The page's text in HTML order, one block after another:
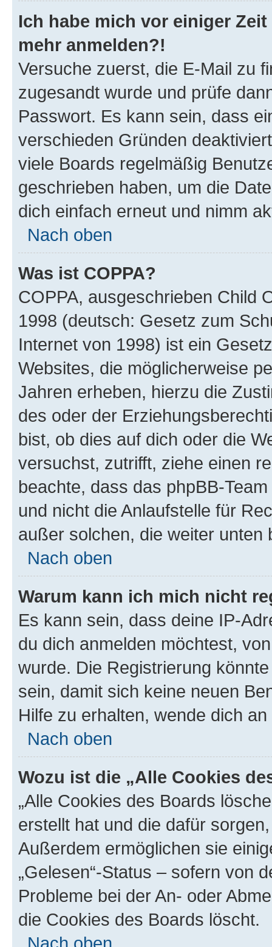
Ich habe mich vor einiger
mehr anmelden?!
Versuche zuerst, die E-Mail zu
zugesandt wurde und prüfe
Passwort. Es kann sein, dass
verschieden Gründen
viele Boards regelmäßig
geschrieben haben, um die
dich einfach erneut und nimm
Nach oben
Was ist COPPA?
COPPA, ausgeschrieben Child
1998 (deutsch: Gesetz zum
Internet von 1998) ist ein
Websites, die möglicherweise
Jahren erheben, hierzu die
des oder der
bist, ob dies auf dich oder die
versuchst, zutrifft, ziehe einen
beachte, dass das phpBB-
und nicht die Anlaufstelle für
außer solchen, die weiter unten
Nach oben
Warum kann ich mich nicht
Es kann sein, dass deine IP-
du dich anmelden möchtest,
wurde. Die Registrierung
sein, damit sich keine neuen
Hilfe zu erhalten, wende dich
Nach oben
Wozu ist die „Alle Cookies
„Alle Cookies des Boards
erstellt hat und die dafür
Außerdem ermöglichen sie
„Gelesen“-Status – sofern von
Probleme bei der An- oder
die Cookies des Boards löscht.
Nach oben